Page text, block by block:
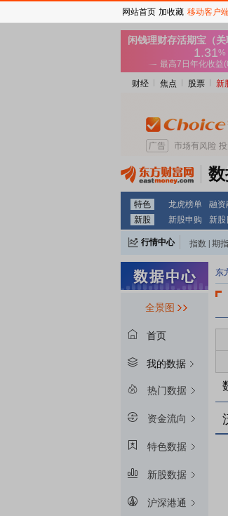
财经 焦点 股票 新
特色 龙虎榜单 融资
新股
新股申购 新股
行情中心 指数 期指
全景图
首页
我的数据
热门数据
资金流向
特色数据
新股数据
沪深港通
东
网站首页 加收藏 移动客户